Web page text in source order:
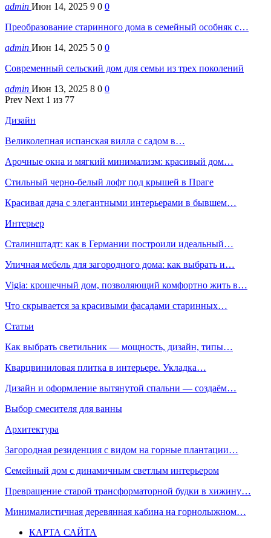
admin Июн 14, 2025 9 0 0
Преобразование старинного дома в семейный особняк с…
admin Июн 14, 2025 5 0 0
Современный сельский дом для семьи из трех поколений
admin Июн 13, 2025 8 0 0
Prev Next 1 из 77
Дизайн
Великолепная испанская вилла с садом в…
Арочные окна и мягкий минимализм: красивый дом…
Стильный черно-белый лофт под крышей в Праге
Красивая дача с элегантными интерьерами в бывшем…
Интерьер
Сталинштадт: как в Германии построили идеальный…
Уличная мебель для загородного дома: как выбрать и…
Vigia: крошечный дом, позволяющий комфортно жить в…
Что скрывается за красивыми фасадами старинных…
Статьи
Как выбрать светильник — мощность, дизайн, типы…
Кварцвиниловая плитка в интерьере. Укладка…
Дизайн и оформление вытянутой спальни — создаём…
Выбор смесителя для ванны
Архитектура
Загородная резиденция с видом на горные плантации…
Семейный дом с динамичным светлым интерьером
Превращение старой трансформаторной будки в хижину…
Минималистичная деревянная кабина на горнолыжном…
КАРТА САЙТА